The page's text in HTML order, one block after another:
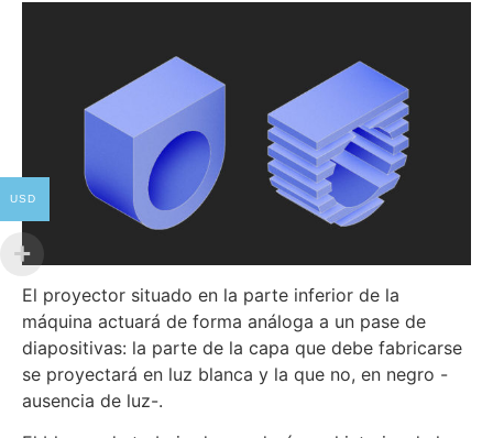
El proyector situado en la parte inferior de la
máquina actuará de forma análoga a un pase de
diapositivas: la parte de la capa que debe fabricarse
se proyectará en luz blanca y la que no, en negro -
ausencia de luz-.
USD